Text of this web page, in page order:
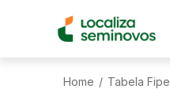
Home / Tabela Fipe